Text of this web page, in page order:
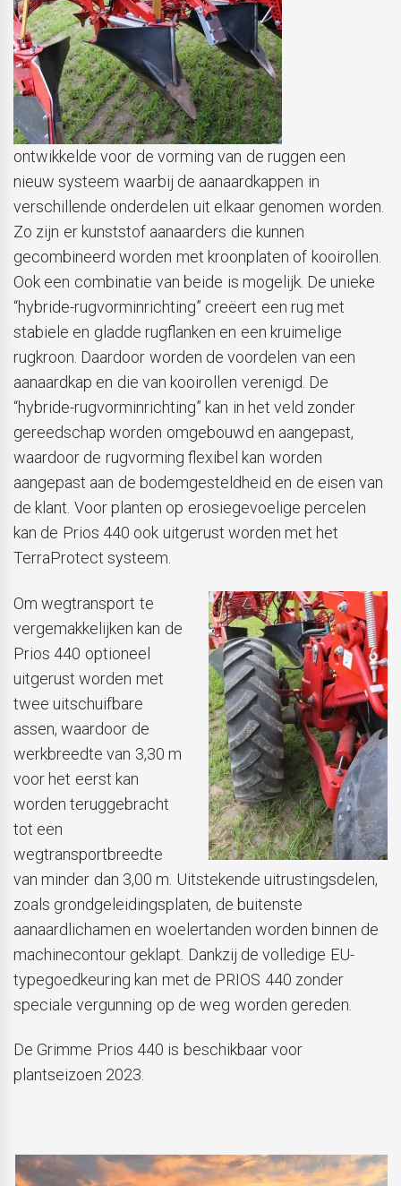
ontwikkelde voor de vorming van de ruggen een
nieuw systeem waarbij de aanaardkappen in
verschillende onderdelen uit elkaar genomen worden.
Zo zijn er kunststof aanaarders die kunnen
gecombineerd worden met kroonplaten of kooirollen.
Ook een combinatie van beide is mogelijk. De unieke
“hybride-rugvorminrichting” creëert een rug met
stabiele en gladde rugflanken en een kruimelige
rugkroon. Daardoor worden de voordelen van een
aanaardkap en die van kooirollen verenigd. De
“hybride-rugvorminrichting” kan in het veld zonder
gereedschap worden omgebouwd en aangepast,
waardoor de rugvorming flexibel kan worden
aangepast aan de bodemgesteldheid en de eisen van
de klant. Voor planten op erosiegevoelige percelen
kan de Prios 440 ook uitgerust worden met het
TerraProtect systeem.
Om wegtransport te
vergemakkelijken kan de
Prios 440 optioneel
uitgerust worden met
twee uitschuifbare
assen, waardoor de
werkbreedte van 3,30 m
voor het eerst kan
worden teruggebracht
tot een
wegtransportbreedte
van minder dan 3,00 m. Uitstekende uitrustingsdelen,
zoals grondgeleidingsplaten, de buitenste
aanaardlichamen en woelertanden worden binnen de
machinecontour geklapt. Dankzij de volledige EU-
typegoedkeuring kan met de PRIOS 440 zonder
speciale vergunning op de weg worden gereden.
De Grimme Prios 440 is beschikbaar voor
plantseizoen 2023.